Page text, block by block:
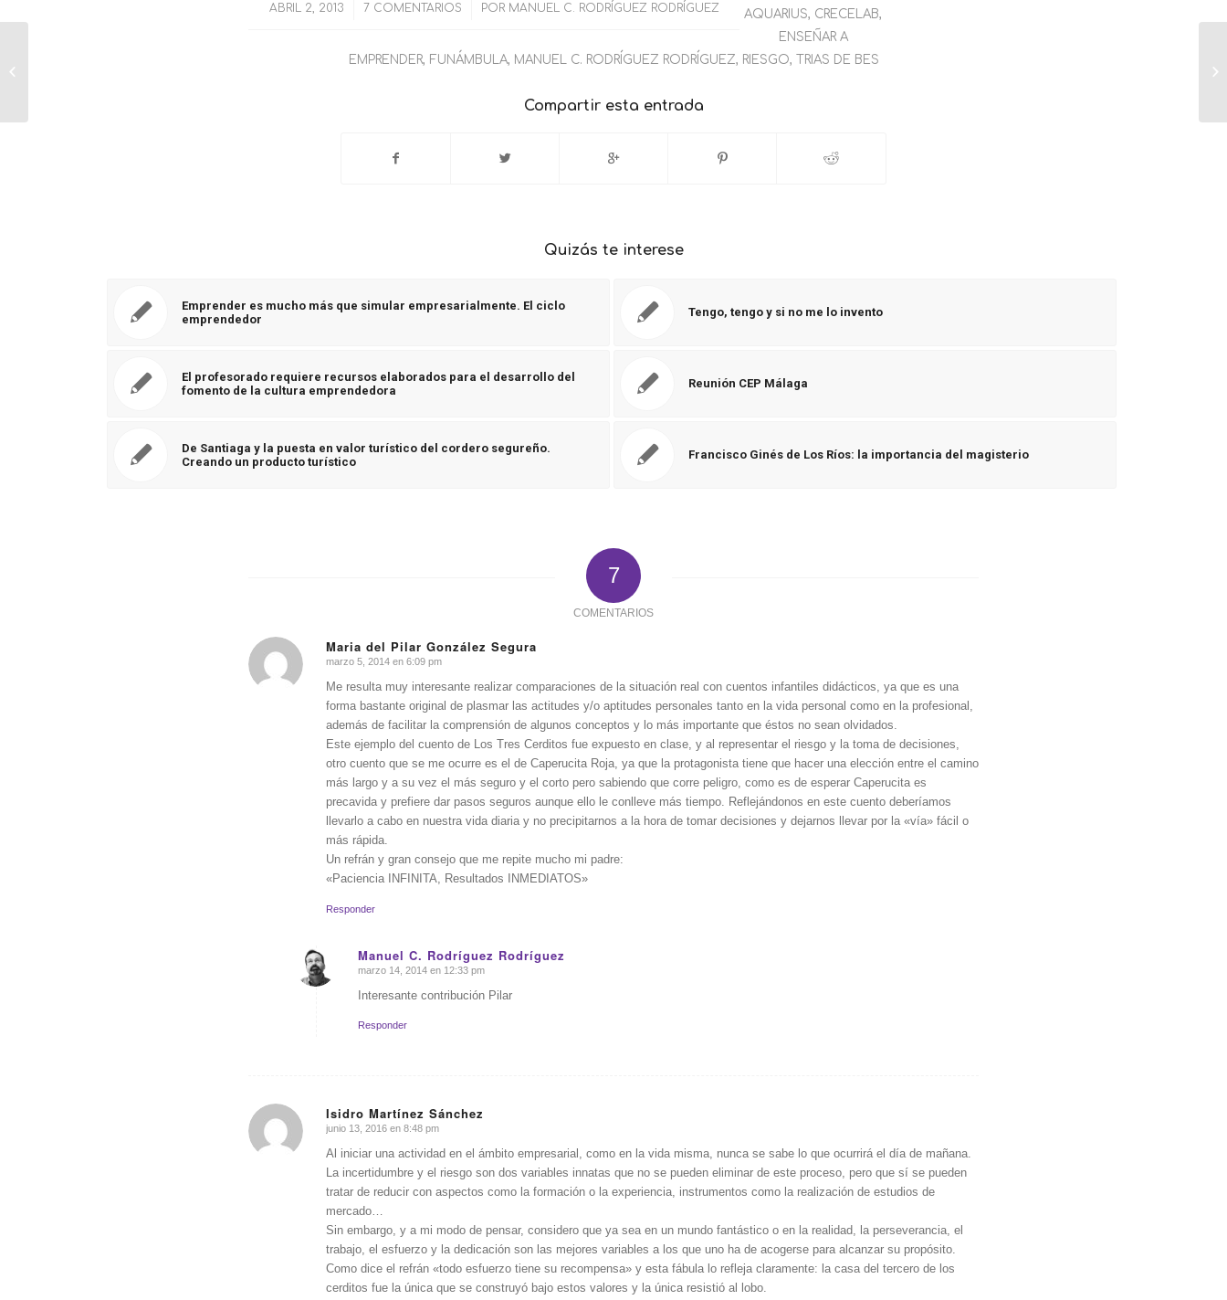
ABRIL 2, 2013
/ 7 COMENTARIOS
/ POR MANUEL C. RODRÍGUEZ RODRÍGUEZ
AQUARIUS, CRECELAB,
ENSEÑAR A
EMPRENDER, FUNÁMBULA, MANUEL C. RODRÍGUEZ RODRÍGUEZ, RIESGO, TRIAS DE BES
Compartir esta entrada
Quizás te interese
Emprender es mucho más que simular empresarialmente. El ciclo
emprendedor
Tengo, tengo y si no me lo invento
El profesorado requiere recursos elaborados para el desarrollo del
fomento de la cultura emprendedora
Reunión CEP Málaga
De Santiaga y la puesta en valor turístico del cordero segureño.
Creando un producto turístico
Francisco Ginés de Los Ríos: la importancia del magisterio
7
COMENTARIOS
Maria del Pilar González Segura
Dice:
marzo 5, 2014 en 6:09 pm
Me resulta muy interesante realizar comparaciones de la situación real con cuentos infantiles didácticos, ya que es una
forma bastante original de plasmar las actitudes y/o aptitudes personales tanto en la vida personal como en la profesional,
además de facilitar la comprensión de algunos conceptos y lo más importante que éstos no sean olvidados.
Este ejemplo del cuento de Los Tres Cerditos fue expuesto en clase, y al representar el riesgo y la toma de decisiones,
otro cuento que se me ocurre es el de Caperucita Roja, ya que la protagonista tiene que hacer una elección entre el camino
más largo y a su vez el más seguro y el corto pero sabiendo que corre peligro, como es de esperar Caperucita es
precavida y prefiere dar pasos seguros aunque ello le conlleve más tiempo. Reflejándonos en este cuento deberíamos
llevarlo a cabo en nuestra vida diaria y no precipitarnos a la hora de tomar decisiones y dejarnos llevar por la «vía» fácil o
más rápida.
Un refrán y gran consejo que me repite mucho mi padre:
«Paciencia INFINITA, Resultados INMEDIATOS»
Responder
Manuel C. Rodríguez Rodríguez
Dice:
marzo 14, 2014 en 12:33 pm
Interesante contribución Pilar
Responder
Isidro Martínez Sánchez
Dice:
junio 13, 2016 en 8:48 pm
Al iniciar una actividad en el ámbito empresarial, como en la vida misma, nunca se sabe lo que ocurrirá el día de mañana.
La incertidumbre y el riesgo son dos variables innatas que no se pueden eliminar de este proceso, pero que sí se pueden
tratar de reducir con aspectos como la formación o la experiencia, instrumentos como la realización de estudios de
mercado…
Sin embargo, y a mi modo de pensar, considero que ya sea en un mundo fantástico o en la realidad, la perseverancia, el
trabajo, el esfuerzo y la dedicación son las mejores variables a los que uno ha de acogerse para alcanzar su propósito.
Como dice el refrán «todo esfuerzo tiene su recompensa» y esta fábula lo refleja claramente: la casa del tercero de los
cerditos fue la única que se construyó bajo estos valores y la única resistió al lobo.